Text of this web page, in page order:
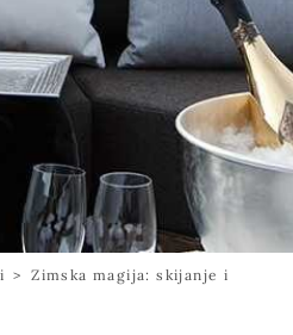
>
Zimska magija: skijanje i